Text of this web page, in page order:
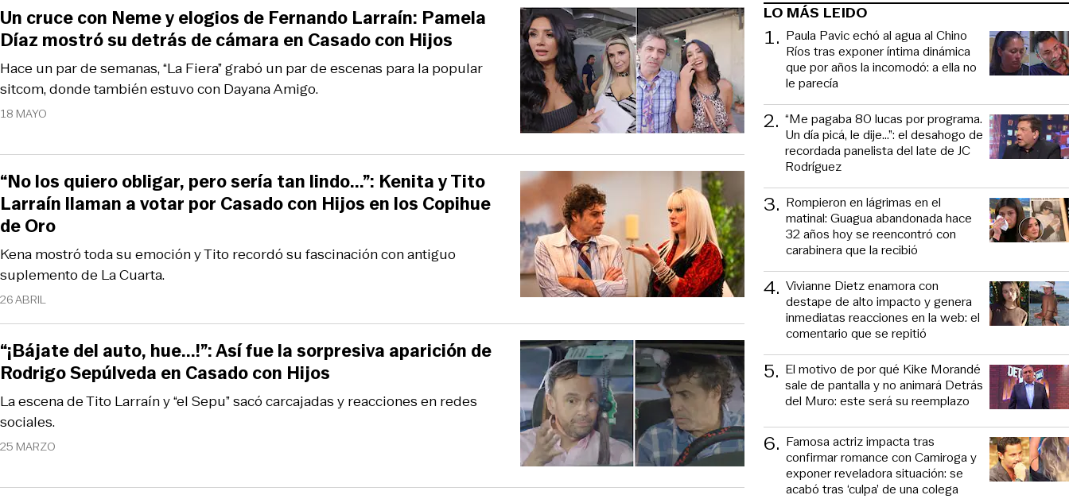
18 MAYO
Hace un par de semanas, “La Fiera” grabó un par de escenas para la popular
sitcom, donde también estuvo con Dayana Amigo.
Un cruce con Neme y elogios de Fernando Larraín: Pamela
Díaz mostró su detrás de cámara en Casado con Hijos
26 ABRIL
Kena mostró toda su emoción y Tito recordó su fascinación con antiguo
suplemento de La Cuarta.
“No los quiero obligar, pero sería tan lindo...”: Kenita y Tito
Larraín llaman a votar por Casado con Hijos en los Copihue
de Oro
25 MARZO
La escena de Tito Larraín y “el Sepu” sacó carcajadas y reacciones en redes
sociales.
“¡Bájate del auto, hue...!”: Así fue la sorpresiva aparición de
Rodrigo Sepúlveda en Casado con Hijos
LO MÁS LEIDO
1. Paula Pavic echó al agua al Chino
Ríos tras exponer íntima dinámica
que por años la incomodó: a ella no
le parecía
2. “Me pagaba 80 lucas por programa.
Un día picá, le dije...”: el desahogo de
recordada panelista del late de JC
Rodríguez
3. Rompieron en lágrimas en el
matinal: Guagua abandonada hace
32 años hoy se reencontró con
carabinera que la recibió
4. Vivianne Dietz enamora con
destape de alto impacto y genera
inmediatas reacciones en la web: el
comentario que se repitió
5. El motivo de por qué Kike Morandé
sale de pantalla y no animará Detrás
del Muro: este será su reemplazo
6. Famosa actriz impacta tras
confirmar romance con Camiroga y
exponer reveladora situación: se
acabó tras ‘culpa’ de una colega